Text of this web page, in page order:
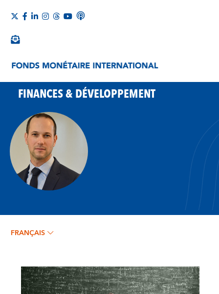
FINANCES & DÉVELOPPEMENT
Greg Kaplan
FRANÇAIS